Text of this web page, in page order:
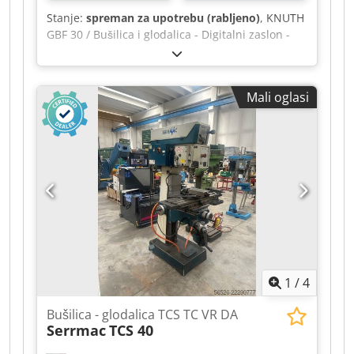
Stanje: spreman za upotrebu (rabljeno), KNUTH
GBF 30 / Bušilica i glodalica - Digitalni zaslon -
Godina proizvodnje 1986. Dodpfxjzkrmbe Alxsck
- Maksimalna bušilica / čelik 32 mm - Raspon
brzine 100 - 2900 o/min - Razine brzine
100/205/345/440/695/885/1450/2900 o/min - Stol
s T-utorima - Ručni pomični uređaj - Bušilica
podesiva po visini - Bušilica/glodalica podesiva -
Stezna glava Dimenzije: D x Š x V 0,9 x 0,7 x 1,8
metra / 550 kg Greške i pogreške u unosu
podataka zadržavamo.
Mali oglasi
1 /4
Bušilica - glodalica TCS TC VR DA
SerrmacTCS 40